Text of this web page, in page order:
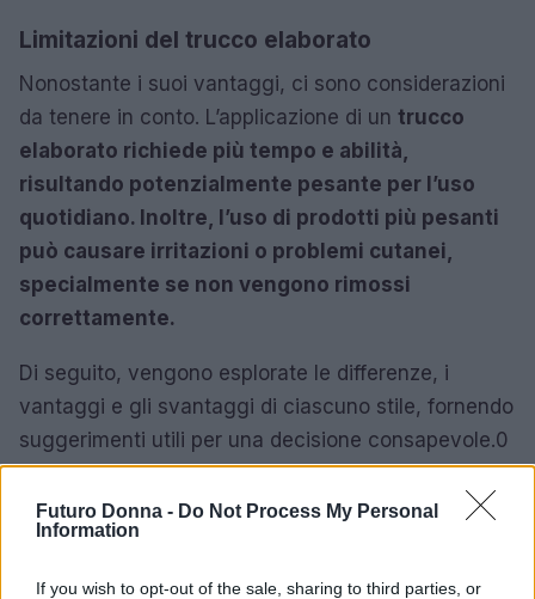
Futuro Donna - Do Not Process My Personal
Information
If you wish to opt-out of the sale, sharing to third parties, or
Limitazioni del trucco elaborato
Nonostante i suoi vantaggi, ci sono considerazioni
da tenere in conto. L’applicazione di un trucco
elaborato richiede più tempo e abilità,
risultando potenzialmente pesante per l’uso
quotidiano. Inoltre, l’uso di prodotti più pesanti
può causare irritazioni o problemi cutanei,
specialmente se non vengono rimossi
correttamente.
Di seguito, vengono esplorate le differenze, i
vantaggi e gli svantaggi di ciascuno stile, fornendo
suggerimenti utili per una decisione consapevole.0
Conclusione: quale trucco scegliere?
vantaggi e gli svantaggi di ciascuno stile, fornendo